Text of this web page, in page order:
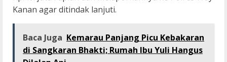
Kanan agar ditindak lanjuti.
Baca Juga Kemarau Panjang Picu Kebakaran
di Sangkaran Bhakti; Rumah Ibu Yuli Hangus